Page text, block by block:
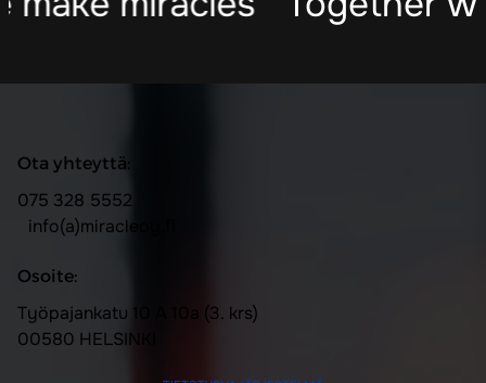
Ota yhteyttä:
075 328 5552
info(a)miracleoy.fi
Osoite:
Työpajankatu 10 A 10a (3. krs)
00580 HELSINKI